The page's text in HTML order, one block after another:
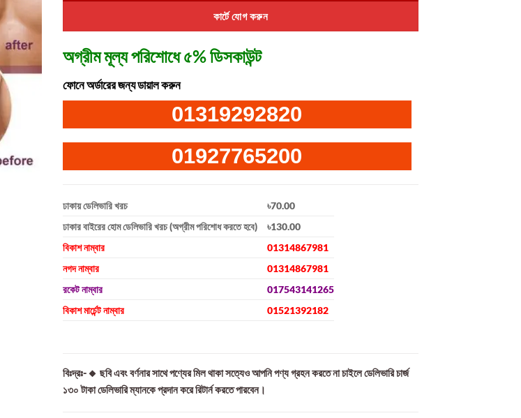
কার্টে যোগ করুন
অগ্রীম মূল্য পরিশোধে ৫% ডিসকাউন্ট
ফোনে অর্ডারের জন্য ডায়াল করুন
01319292820
01927765200
ঢাকায় ডেলিভারি খরচ
৳70.00
ঢাকার বাইরের হোম ডেলিভারি খরচ (অগ্রীম পরিশোধ করতে হবে)
৳130.00
বিকাশ নাম্বার
01314867981
নগদ নাম্বার
01314867981
রকেট নাম্বার
017543141265
বিকাশ মার্চেন্ট নাম্বার
01521392182
বিঃদ্রঃ-🔸 ছবি এবং বর্ণনার সাথে পণ্যের মিল থাকা সত্যেও আপনি পণ্য গ্রহন করতে না চাইলে ডেলিভারি চার্জ
১৩০ টাকা ডেলিভারি ম্যানকে প্রদান করে রিটার্ন করতে পারবেন।